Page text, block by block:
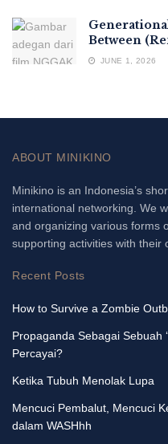
Between
JUNE 1, 2026
ABOUT MINIKINO
Minikino is an Indonesia’s
international networking. We
and organizing various forms
supporting activities with their
Recent Posts
How to Survive a Zombie
Propaganda Sebagai Sebuah
Percayai?
Ketika Tubuh Menolak Lupa
Mencuci Pembalut, Mencuci
dalam WASHhh